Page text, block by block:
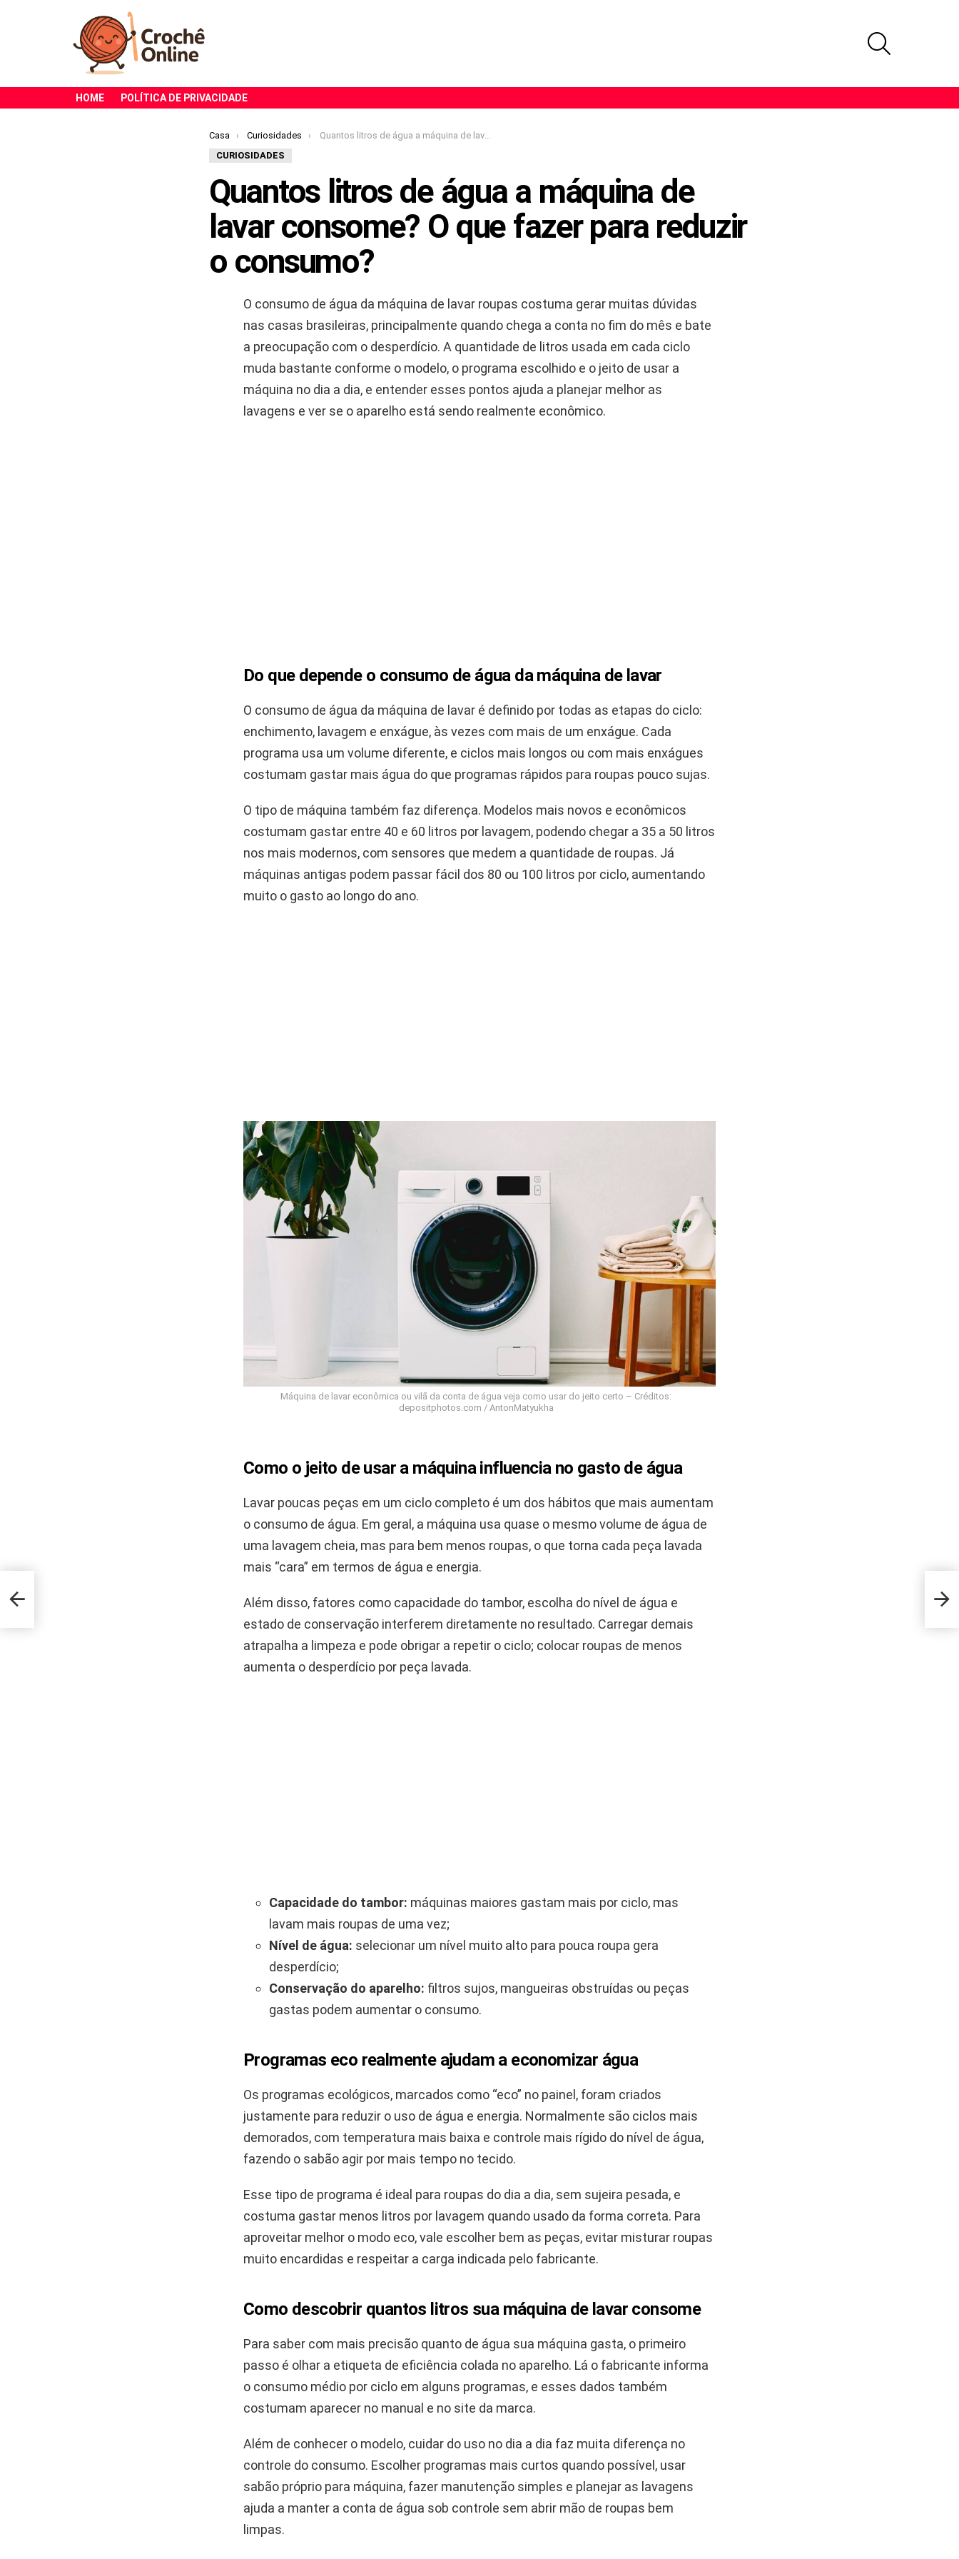
HOME POLÍTICA DE PRIVACIDADE
Você está aqui:
Casa Curiosidades
Quantos litros de água a máquina de lavar consome? O que fazer para reduzir o consumo?
CURIOSIDADES
Quantos litros de água a máquina de
lavar consome? O que fazer para reduzir
o consumo?
O consumo de água da máquina de lavar roupas costuma gerar muitas dúvidas
nas casas brasileiras, principalmente quando chega a conta no fim do mês e bate
a preocupação com o desperdício. A quantidade de litros usada em cada ciclo
muda bastante conforme o modelo, o programa escolhido e o jeito de usar a
máquina no dia a dia, e entender esses pontos ajuda a planejar melhor as
lavagens e ver se o aparelho está sendo realmente econômico.
Do que depende o consumo de água da máquina de lavar
O consumo de água da máquina de lavar é definido por todas as etapas do ciclo:
enchimento, lavagem e enxágue, às vezes com mais de um enxágue. Cada
programa usa um volume diferente, e ciclos mais longos ou com mais enxágues
costumam gastar mais água do que programas rápidos para roupas pouco sujas.
O tipo de máquina também faz diferença. Modelos mais novos e econômicos
costumam gastar entre 40 e 60 litros por lavagem, podendo chegar a 35 a 50 litros
nos mais modernos, com sensores que medem a quantidade de roupas. Já
máquinas antigas podem passar fácil dos 80 ou 100 litros por ciclo, aumentando
muito o gasto ao longo do ano.
Máquina de lavar econômica ou vilã da conta de água veja como usar do jeito certo – Créditos:
depositphotos.com / AntonMatyukha
Como o jeito de usar a máquina influencia no gasto de água
Lavar poucas peças em um ciclo completo é um dos hábitos que mais aumentam
o consumo de água. Em geral, a máquina usa quase o mesmo volume de água de
uma lavagem cheia, mas para bem menos roupas, o que torna cada peça lavada
mais “cara” em termos de água e energia.
Além disso, fatores como capacidade do tambor, escolha do nível de água e
estado de conservação interferem diretamente no resultado. Carregar demais
atrapalha a limpeza e pode obrigar a repetir o ciclo; colocar roupas de menos
aumenta o desperdício por peça lavada.
Capacidade do tambor: máquinas maiores gastam mais por ciclo, mas
lavam mais roupas de uma vez;
Nível de água: selecionar um nível muito alto para pouca roupa gera
desperdício;
Conservação do aparelho: filtros sujos, mangueiras obstruídas ou peças
gastas podem aumentar o consumo.
Programas eco realmente ajudam a economizar água
Os programas ecológicos, marcados como “eco” no painel, foram criados
justamente para reduzir o uso de água e energia. Normalmente são ciclos mais
demorados, com temperatura mais baixa e controle mais rígido do nível de água,
fazendo o sabão agir por mais tempo no tecido.
Esse tipo de programa é ideal para roupas do dia a dia, sem sujeira pesada, e
costuma gastar menos litros por lavagem quando usado da forma correta. Para
aproveitar melhor o modo eco, vale escolher bem as peças, evitar misturar roupas
muito encardidas e respeitar a carga indicada pelo fabricante.
Como descobrir quantos litros sua máquina de lavar consome
Para saber com mais precisão quanto de água sua máquina gasta, o primeiro
passo é olhar a etiqueta de eficiência colada no aparelho. Lá o fabricante informa
o consumo médio por ciclo em alguns programas, e esses dados também
costumam aparecer no manual e no site da marca.
Além de conhecer o modelo, cuidar do uso no dia a dia faz muita diferença no
controle do consumo. Escolher programas mais curtos quando possível, usar
sabão próprio para máquina, fazer manutenção simples e planejar as lavagens
ajuda a manter a conta de água sob controle sem abrir mão de roupas bem
limpas.
e
uso